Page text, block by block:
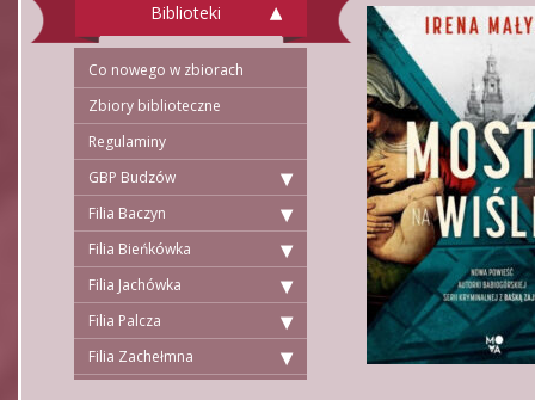
Biblioteki
Co nowego w zbiorach
Zbiory biblioteczne
Regulaminy
GBP Budzów
Filia Baczyn
Filia Bieńkówka
Filia Jachówka
Filia Palcza
Filia Zachełmna